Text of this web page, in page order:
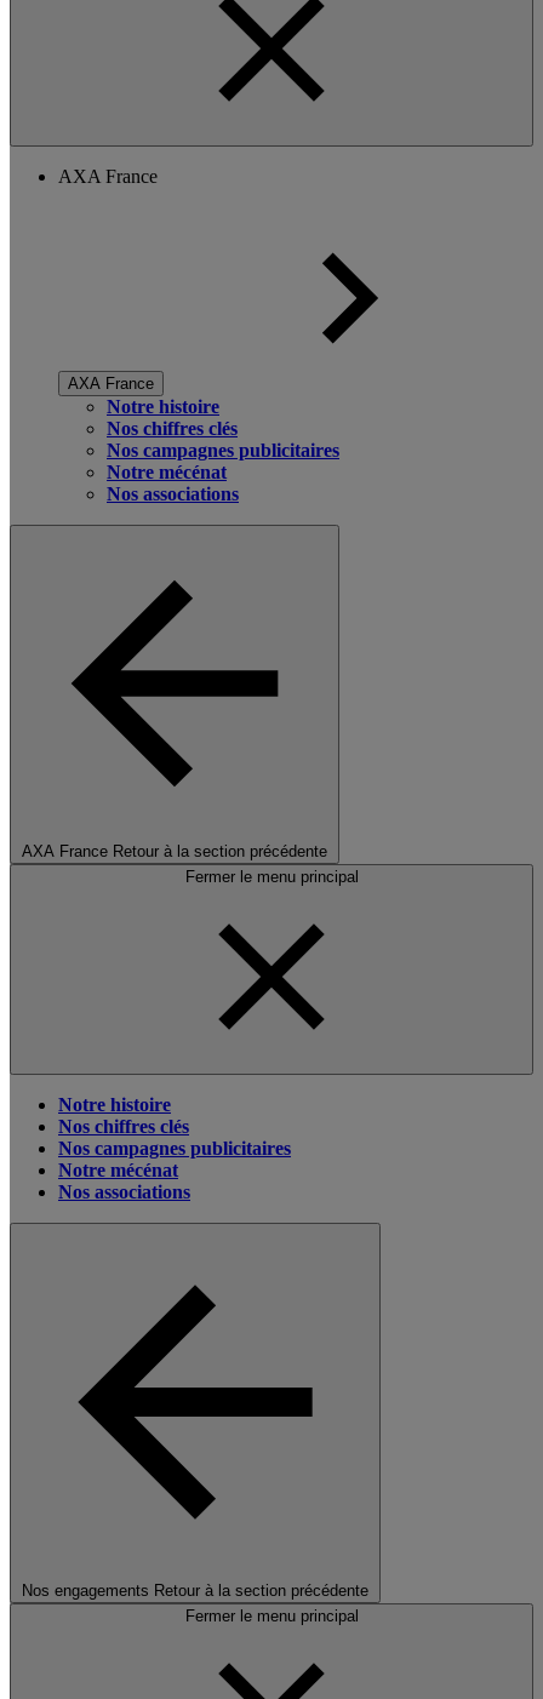
AXA France
AXA France
Notre histoire
Nos chiffres clés
Nos campagnes publicitaires
Notre mécénat
Nos associations
AXA France Retour à la section précédente
Fermer le menu principal
Notre histoire
Nos chiffres clés
Nos campagnes publicitaires
Notre mécénat
Nos associations
Nos engagements Retour à la section précédente
Fermer le menu principal